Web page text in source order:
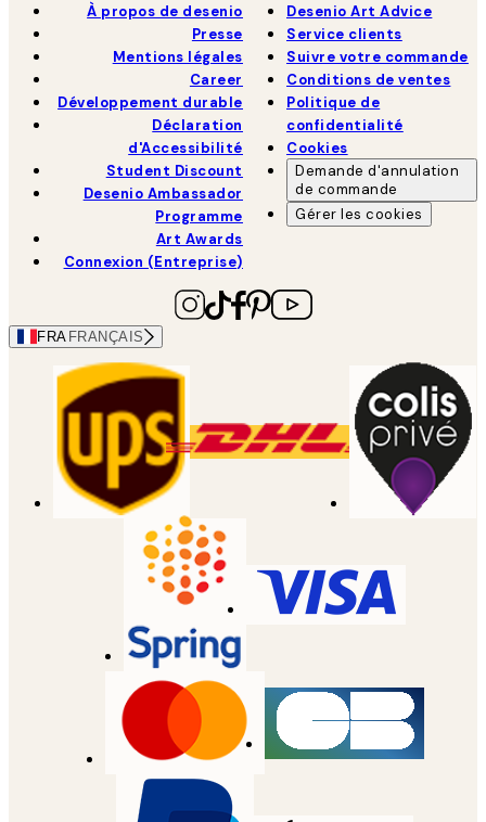
À propos de desenio
Presse
Mentions légales
Career
Développement durable
Déclaration
d'Accessibilité
Student Discount
Desenio Ambassador
Programme
Art Awards
Connexion (Entreprise)
Desenio Art Advice
Service clients
Suivre votre commande
Conditions de ventes
Politique de
confidentialité
Cookies
Demande d'annulation
de commande
Gérer les cookies
FRA FRANÇAIS